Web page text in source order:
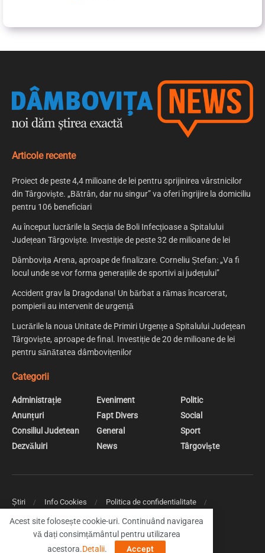
Articole recente
Proiect de peste 4,4 milioane de lei pentru sprijinirea vârstnicilor
din Târgoviște. „Bătrân, dar nu singur” va oferi îngrijire la domiciliu
pentru 106 beneficiari
Au început lucrările la Secția de Boli Infecțioase a Spitalului
Județean Târgoviște. Investiție de peste 32 de milioane de lei
Dâmbovița Arena, aproape de finalizare. Corneliu Ștefan: „Va fi
locul unde se vor forma generațiile de sportivi ai județului”
Accident grav la Dragodana! Un bărbat a rămas încarcerat,
pompierii au intervenit de urgență
Lucrările la noua Unitate de Primiri Urgențe a Spitalului Județean
Târgoviște, aproape de final. Investiție de 20 de milioane de lei
pentru sănătatea dâmbovițenilor
Categorii
Administrație
Anunțuri
Consiliul Judetean
Dezvăluiri
Eveniment
Fapt Divers
General
News
Politic
Social
Sport
Târgoviște
Știri Info Cookies
Politica de confidentialitate
© 2019 DambovitaNews - Cele mai noi stiri din Dambovita
Acest site folosește cookie-uri. Continuând navigarea
vă dați consimțământul pentru utilizarea
acestora.Detalii. Accept